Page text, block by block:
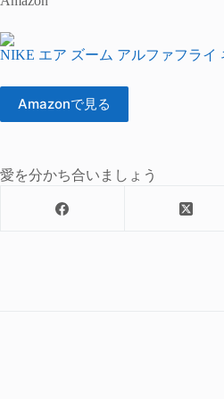
NIKE エア ズーム アルファフライ
Amazonで見る
愛を分かち合いましょう